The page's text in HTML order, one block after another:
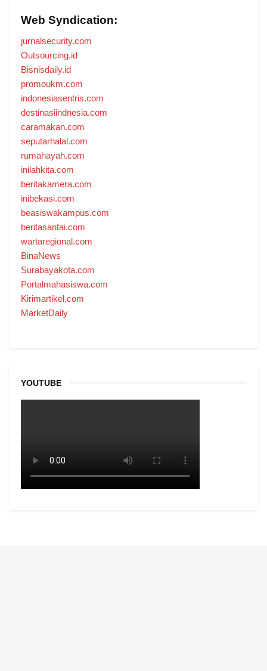
Web Syndication:
jurnalsecurity.com
Outsourcing.id
Bisnisdaily.id
promoukm.com
indonesiasentris.com
destinasiindnesia.com
caramakan.com
seputarhalal.com
rumahayah.com
inilahkita.com
beritakamera.com
inibekasi.com
beasiswakampus.com
beritasantai.com
wartaregional.com
BinaNews
Surabayakota.com
Portalmahasiswa.com
Kirimartikel.com
MarketDaily
YOUTUBE